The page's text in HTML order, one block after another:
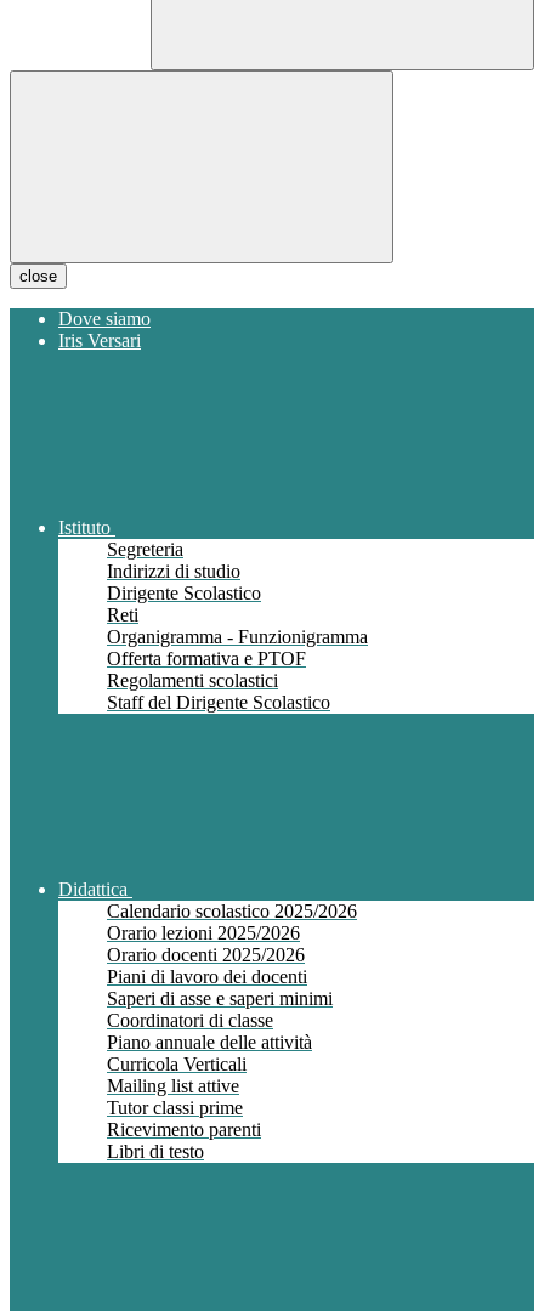
close
Dove siamo
Iris Versari
Istituto
Segreteria
Indirizzi di studio
Dirigente Scolastico
Reti
Organigramma - Funzionigramma
Offerta formativa e PTOF
Regolamenti scolastici
Staff del Dirigente Scolastico
Didattica
Calendario scolastico 2025/2026
Orario lezioni 2025/2026
Orario docenti 2025/2026
Piani di lavoro dei docenti
Saperi di asse e saperi minimi
Coordinatori di classe
Piano annuale delle attività
Curricola Verticali
Mailing list attive
Tutor classi prime
Ricevimento parenti
Libri di testo